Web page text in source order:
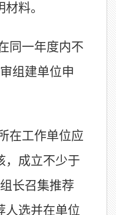
料。
同一年度内不
组建单位申
在工作单位应
成立不少于
长召集推荐
人选并在单位